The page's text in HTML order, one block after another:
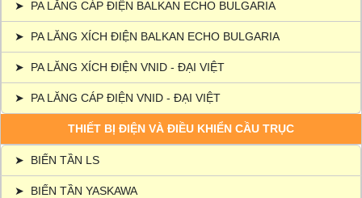
➤ PA LĂNG CÁP ĐIỆN BALKAN ECHO BULGARIA
➤ PA LĂNG XÍCH ĐIỆN BALKAN ECHO BULGARIA
➤ PA LĂNG XÍCH ĐIỆN VNID - ĐẠI VIỆT
➤ PA LĂNG CÁP ĐIỆN VNID - ĐẠI VIỆT
THIẾT BỊ ĐIỆN VÀ ĐIỀU KHIỂN CẦU TRỤC
➤ BIẾN TẦN LS
➤ BIẾN TẦN YASKAWA